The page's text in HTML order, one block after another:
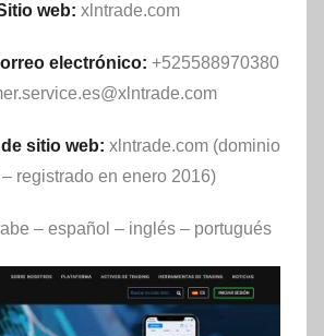
web: xlntrade.com
electrónico: +525588970380
sitio web: xlntrade.com (dominio
registrado en enero 2016)
– español – inglés – portugués